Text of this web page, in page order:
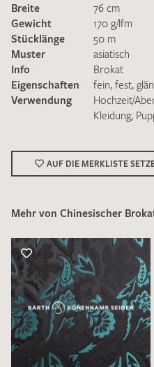
Ich bin damit
Die
genommen und akzeptiere
Breite
76 cm
Gewicht
170 g/lfm
Stücklänge
50 m
Muster
asiatisch
Info
Brokat
Eigenschaften
fein, fest,
Verwendung
Hochzeit/
Kleidung,
AUF DIE MERKLISTE
Mehr von Chinesischer